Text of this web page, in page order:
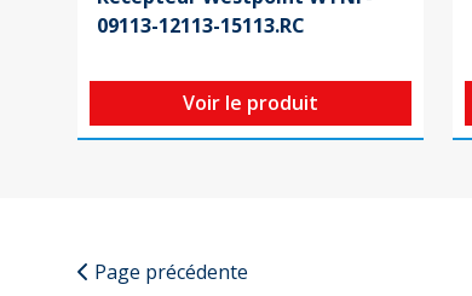
09113-12113-15113.RC
Voir le produit
Page précédente